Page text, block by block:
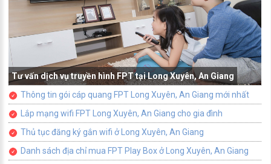
Tư vấn dịch vụ truyền hình FPT tại Long Xuyên, An Giang
Thông tin gói cáp quang FPT Long Xuyên, An Giang mới nhất
Lắp mạng wifi FPT Long Xuyên, An Giang cho gia đình
Thủ tục đăng ký gắn wifi ở Long Xuyên, An Giang
Danh sách địa chỉ mua FPT Play Box ở Long Xuyên, An Giang